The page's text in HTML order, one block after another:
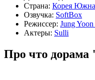
Страна: Корея
Озвучка: SoftBox
Режиссер: Jung
Актеры: Sulli
Про что